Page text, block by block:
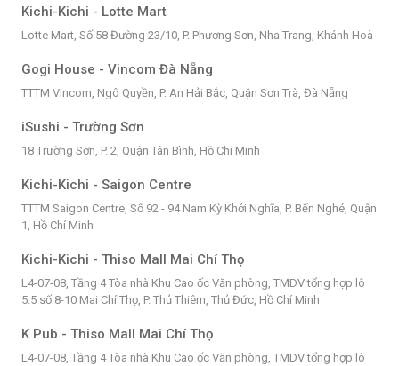
Kichi-Kichi - Lotte Mart
Lotte Mart, Số 58 Đường 23/10, P. Phương Sơn, Nha Trang, Khánh Hoà
Gogi House - Vincom Đà Nẵng
TTTM Vincom, Ngô Quyền, P. An Hải Bắc, Quận Sơn Trà, Đà Nẵng
iSushi - Trường Sơn
18 Trường Sơn, P. 2, Quận Tân Bình, Hồ Chí Minh
Kichi-Kichi - Saigon Centre
TTTM Saigon Centre, Số 92 - 94 Nam Kỳ Khởi Nghĩa, P. Bến Nghé, Quận
1, Hồ Chí Minh
Kichi-Kichi - Thiso Mall Mai Chí Thọ
L4-07-08, Tầng 4 Tòa nhà Khu Cao ốc Văn phòng, TMDV tổng hợp lô
5.5 số 8-10 Mai Chí Thọ, P. Thủ Thiêm, Thủ Đức, Hồ Chí Minh
K Pub - Thiso Mall Mai Chí Thọ
L4-07-08, Tầng 4 Tòa nhà Khu Cao ốc Văn phòng, TMDV tổng hợp lô